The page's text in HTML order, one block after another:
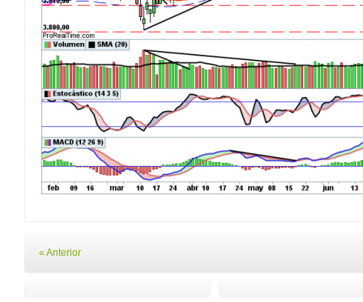
« Anterior